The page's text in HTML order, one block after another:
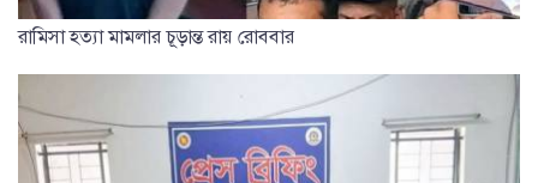
রামিসা হত্যা মামলার চূড়ান্ত রায় রোববার